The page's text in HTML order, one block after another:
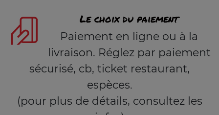
Le choix du paiement
Paiement en ligne ou à la
livraison. Réglez par paiement
sécurisé, cb, ticket restaurant,
espèces.
(pour plus de détails, consultez les